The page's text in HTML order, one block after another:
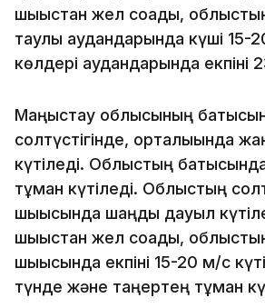
шығыстан жел соғады,
таулы аудандарында күші 15-
көлдері аудандарында екпіні
Маңғыстау облысының
солтүстігінде, орталығында
күтіледі. Облыстың
тұман күтіледі. Облыстың
шығысында шаңды дауыл
шығыстан жел соғады,
шығысында екпіні 15-20 м/с
түнде және таңертең тұман